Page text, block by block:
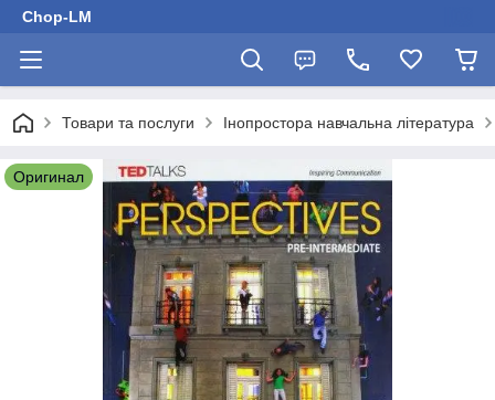
Chop-LM
Товари та послуги Інопростора навчальна література
Оригинал